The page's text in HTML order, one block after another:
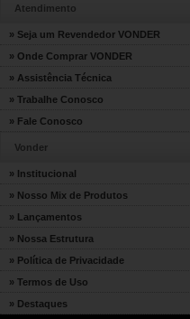
Atendimento
» Seja um Revendedor VONDER
» Onde Comprar VONDER
» Assistência Técnica
» Trabalhe Conosco
» Fale Conosco
Vonder
» Institucional
» Nosso Mix de Produtos
» Lançamentos
» Nossa Estrutura
» Política de Privacidade
» Termos de Uso
» Destaques